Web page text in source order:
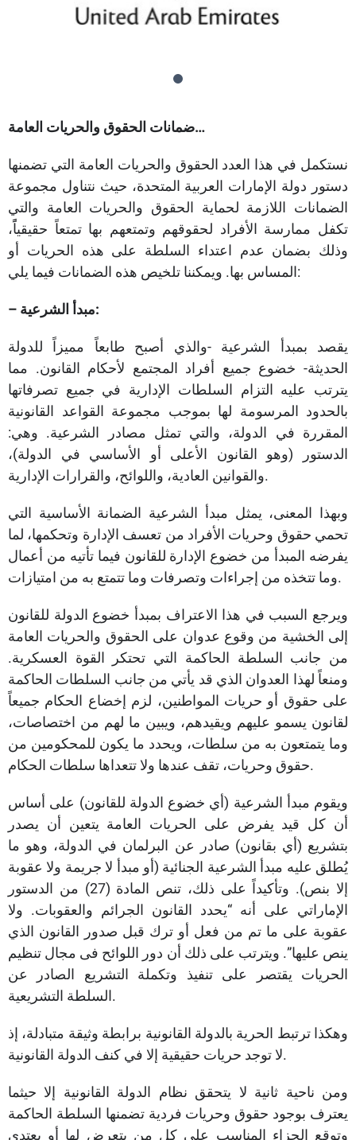
ضمانات الحقوق والحريات العامة…
نستكمل في هذا العدد الحقوق والحريات العامة التي تضمنها
دستور دولة الإمارات العربية المتحدة، حيث نتناول مجموعة
الضمانات اللازمة لحماية الحقوق والحريات العامة والتي
تكفل ممارسة الأفراد لحقوقهم وتمتعهم بها تمتعاً حقيقياًً،
وذلك بضمان عدم اعتداء السلطة على هذه الحريات أو
المساس بها. ويمكننا تلخيص هذه الضمانات فيما يلي:
– مبدأ الشرعية:
يقصد بمبدأ الشرعية -والذي أصبح طابعاً مميزاً للدولة
الحديثة- خضوع جميع أفراد المجتمع لأحكام القانون. مما
يترتب عليه التزام السلطات الإدارية في جميع تصرفاتها
بالحدود المرسومة لها بموجب مجموعة القواعد القانونية
المقررة في الدولة، والتي تمثل مصادر الشرعية. وهي:
الدستور (وهو القانون الأعلى أو الأساسي في الدولة)،
والقوانين العادية، واللوائح، والقرارات الإدارية.
وبهذا المعنى، يمثل مبدأ الشرعية الضمانة الأساسية التي
تحمي حقوق وحريات الأفراد من تعسف الإدارة وتحكمها، لما
يفرضه المبدأ من خضوع الإدارة للقانون فيما تأتيه من أعمال
وما تتخذه من إجراءات وتصرفات وما تتمتع به من امتيازات.
ويرجع السبب في هذا الاعتراف بمبدأ خضوع الدولة للقانون
إلى الخشية من وقوع عدوان على الحقوق والحريات العامة
من جانب السلطة الحاكمة التي تحتكر القوة العسكرية.
ومنعاً لهذا العدوان الذي قد يأتي من جانب السلطات الحاكمة
على حقوق أو حريات المواطنين، لزم إخضاع الحكام جميعاً
لقانون يسمو عليهم ويقيدهم، ويبين ما لهم من اختصاصات،
وما يتمتعون به من سلطات، ويحدد ما يكون للمحكومين من
حقوق وحريات، تقف عندها ولا تتعداها سلطات الحكام.
ويقوم مبدأ الشرعية (أي خضوع الدولة للقانون) على أساس
أن كل قيد يفرض على الحريات العامة يتعين أن يصدر
بتشريع (أي بقانون) صادر عن البرلمان في الدولة، وهو ما
يُطلق عليه مبدأ الشرعية الجنائية (أو مبدأ لا جريمة ولا عقوبة
إلا بنص). وتأكيداً على ذلك، تنص المادة (27) من الدستور
الإماراتي على أنه “يحدد القانون الجرائم والعقوبات. ولا
عقوبة على ما تم من فعل أو ترك قبل صدور القانون الذي
ينص عليها”. ويترتب على ذلك أن دور اللوائح فى مجال تنظيم
الحريات يقتصر على تنفيذ وتكملة التشريع الصادر عن
السلطة التشريعية.
وهكذا ترتبط الحرية بالدولة القانونية برابطة وثيقة متبادلة، إذ
لا توجد حريات حقيقية إلا في كنف الدولة القانونية.
ومن ناحية ثانية لا يتحقق نظام الدولة القانونية إلا حيثما
يعترف بوجود حقوق وحريات فردية تضمنها السلطة الحاكمة
وتوقع الجزاء المناسب على كل من يتعرض لها أو يعتدي